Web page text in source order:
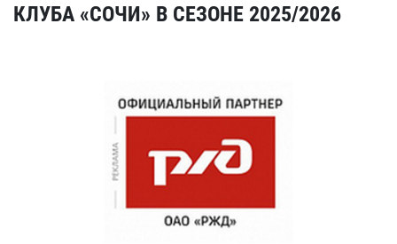
КЛУБА «СОЧИ» В СЕЗОНЕ 2025/2026